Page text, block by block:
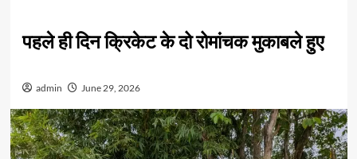
पहले ही दिन क्रिकेट के दो रोमांचक मुकाबले हुए
admin June 29, 2026